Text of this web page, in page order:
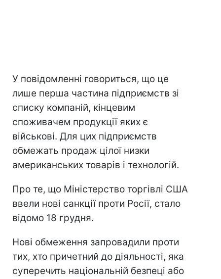
У повідомленні говориться, що це
лише перша частина підприємств зі
списку компаній, кінцевим
споживачем продукції яких є
військові. Для цих підприємств
обмежать продаж цілої низки
американських товарів і технологій.
Про те, що Міністерство торгівлі США
ввели нові санкції проти Росії, стало
відомо 18 грудня.
Нові обмеження запровадили проти
тих, хто причетний до діяльності, яка
суперечить національній безпеці або